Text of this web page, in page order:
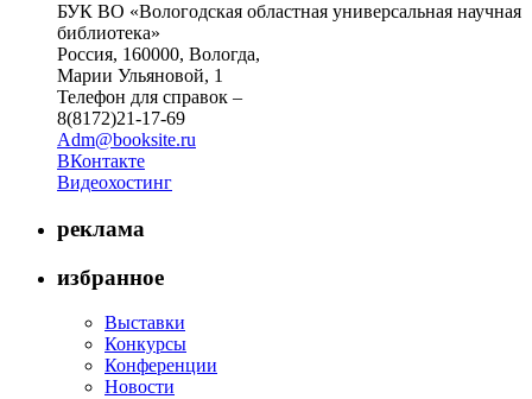
БУК ВО «Вологодская областная универсальная научная
библиотека»
Россия, 160000, Вологда,
Марии Ульяновой, 1
Телефон для справок –
8(8172)21-17-69
Adm@booksite.ru
ВКонтакте
Видеохостинг
реклама
избранное
Выставки
Конкурсы
Конференции
Новости